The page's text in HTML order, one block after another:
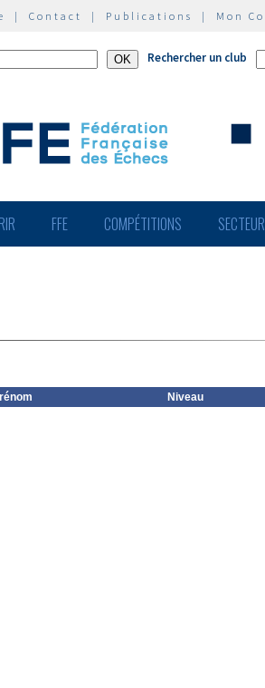
| Contact | Publications | Mon
Rechercher un club
FFE COMPÉTITIONS
Niveau